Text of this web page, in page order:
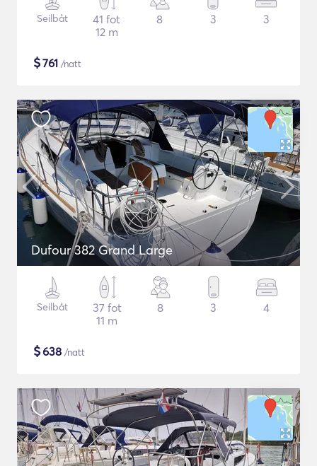
Seilbåt
41 fot
12 m
8 3 3
$761 /natt
Dufour 382 Grand Large
Seilbåt
37 fot
11 m
8 3 4
$638 /natt